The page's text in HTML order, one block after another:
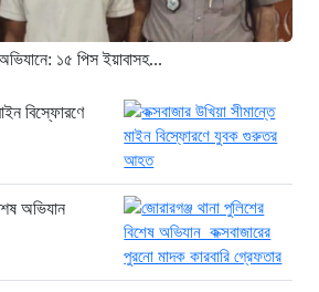
জনের অবস্থা আশঙ্কাজনক
৭ ঘণ্টা আগে
সাকিবকে নিয়ে বিস্ফোরক আসিফ আকবর
“ইলিয়াস আলীকে অপহরণ-হত্যা মামলা:
সাইফুর রহমান গ্রেপ্তার হচ্ছেন”
খাগড়াছড়ি রামগড় পুলিশের অভিযানে: ১৫
১৫ পিস ইয়াবাসহ...
বিস্ফোরণে
অভিযান